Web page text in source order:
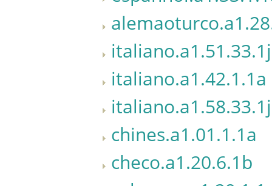
italiano.a1.51.33.1j
italiano.a1.42.1.1a
italiano.a1.58.33.1j
chines.a1.01.1.1a
checo.a1.20.6.1b